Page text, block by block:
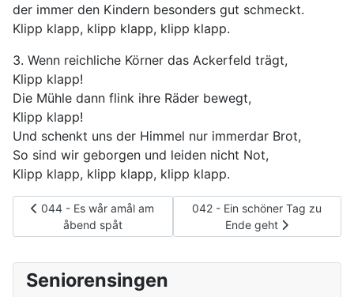
der immer den Kindern besonders gut schmeckt.
Klipp klapp, klipp klapp, klipp klapp.
3. Wenn reichliche Körner das Ackerfeld trägt,
Klipp klapp!
Die Mühle dann flink ihre Räder bewegt,
Klipp klapp!
Und schenkt uns der Himmel nur immerdar Brot,
So sind wir geborgen und leiden nicht Not,
Klipp klapp, klipp klapp, klipp klapp.
Vorheriger Beitrag: 044 - Es wår amål am åbend spåt
044 - Es wår amål am
åbend spåt
Nächster Beitrag: 042 - Ein
042 - Ein schöner Tag zu
Ende geht
Seniorensingen